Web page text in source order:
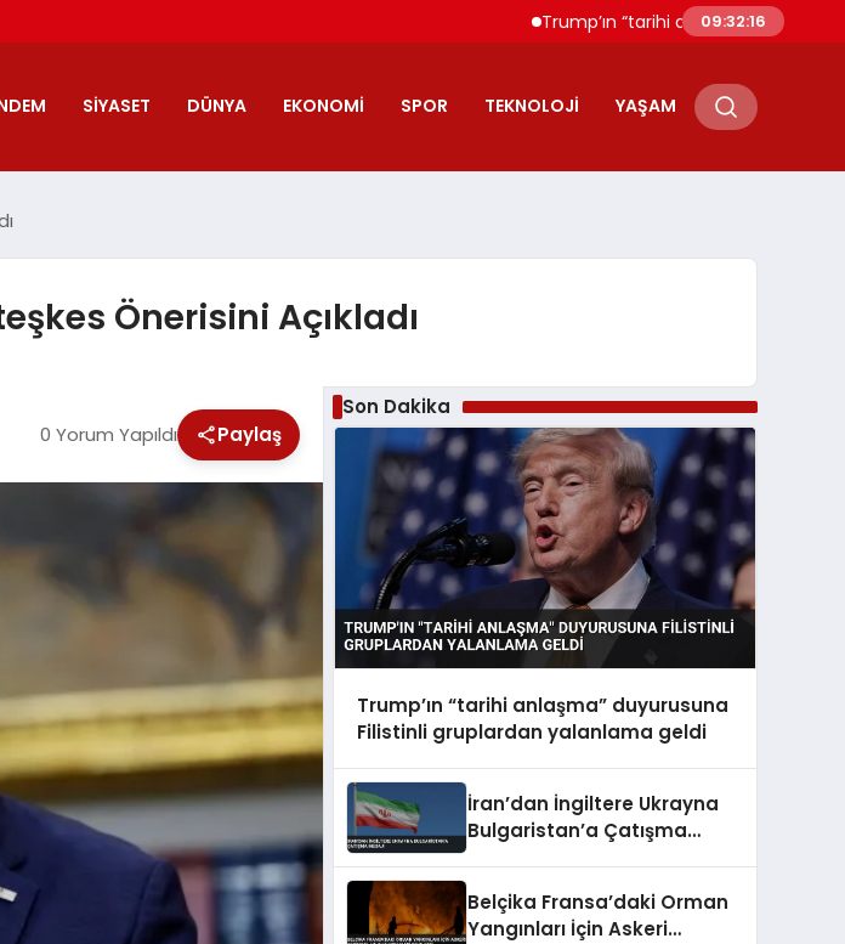
Trump’ın “tarihi anlaşma” duyurusuna
09:32:17
SIYASET DÜNYA EKONOMI SPOR TEKNOLOJI YAŞAM
Önerisini Açıkladı
0 Yorum Yapıldı Paylaş
Son Dakika
Trump’ın “tarihi anlaşma” duyurusuna
Filistinli gruplardan yalanlama geldi
İran’dan İngiltere Ukrayna
Bulgaristan’a Çatışma
Belçika Fransa’daki Orman
Yangınları İçin Askeri